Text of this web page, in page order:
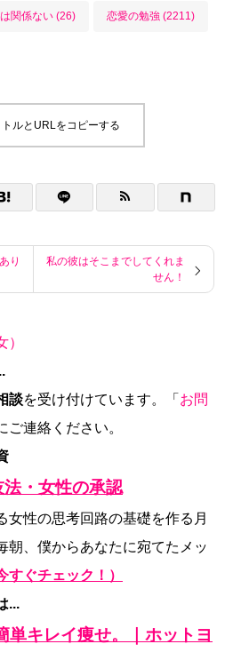
関係ない (26) 恋愛の勉強 (2211)
ルとURLをコピーする
り
私の彼はそこまでしてくれま
せん！
談を受け付けています。「 お問
ご連絡ください。
・女性の承認
女性の思考回路の基礎を作る月
朝、僕からあなたに宛てたメッ
すぐチェック！）
...
単キレイ痩せ。｜ホットヨ